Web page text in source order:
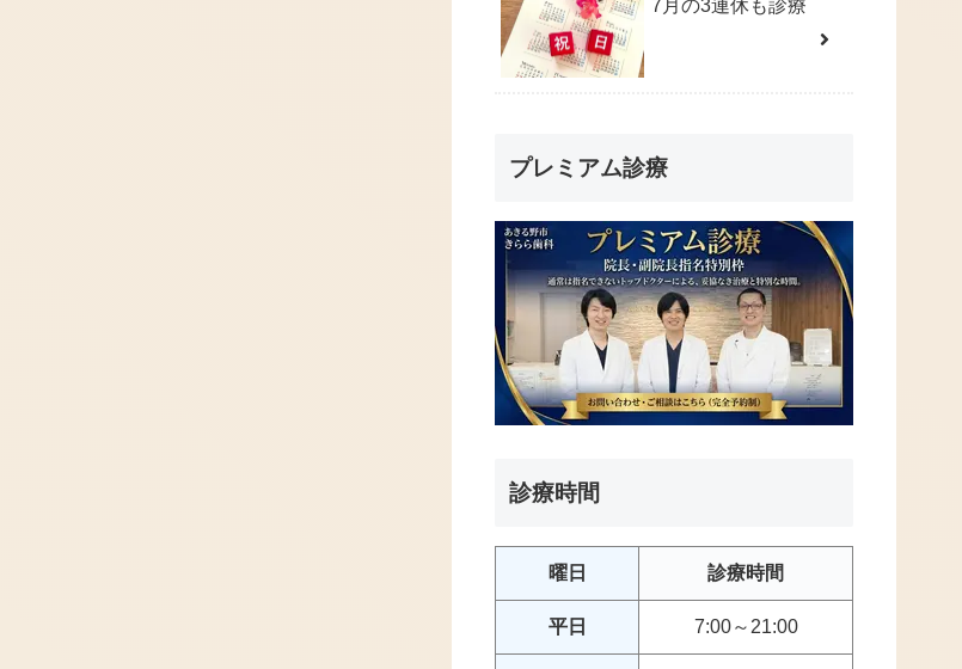
7月の3連休も診療
プレミアム診療
診療時間
曜日 診療時間
平日 7:00～21:00